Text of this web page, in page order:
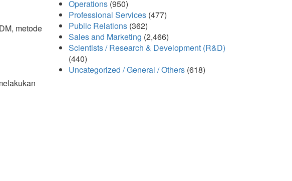
metode
Operations (950)
Professional Services (477)
Public Relations (362)
Sales and Marketing (2,466)
Scientists / Research & Development (R&D)
(440)
Uncategorized / General / Others (618)